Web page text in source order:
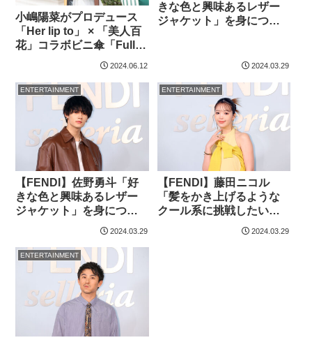
小嶋陽菜がプロデュース
「Her lip to」 × 「美人百
花」コラボビニ傘「Full
Of Love Umbrella」を販
2024.06.12
きな色と興味あるレザー
ジャケット」を身につけ
2024.03.29
ENTERTAINMENT
【FENDI】佐野勇斗「好
きな色と興味あるレザー
ジャケット」を身につけ
【ファッション詳報】
2024.03.29
ENTERTAINMENT
【FENDI】藤田ニコル
「髪をかき上げるような
クール系に挑戦したい」
【ファッション詳報】
2024.03.29
ENTERTAINMENT